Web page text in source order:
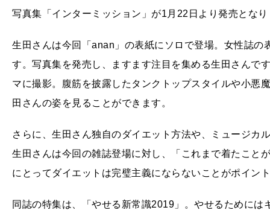
写真集「インターミッション」が1月22日より発売とな
生田さんは今回「anan」の表紙にソロで登場。女性誌
す。写真集を発売し、ますます注目を集める生田さんで
マに撮影。腹筋を披露したタンクトップスタイルや小悪
田さんの姿を見ることができます。
さらに、生田さん独自のダイエット方法や、ミュージカ
生田さんは今回の雑誌登場に対し、「これまで着たこと
にとってダイエットは完璧主義にならないことがポイン
同誌の特集は、「やせる新常識2019」。やせるために